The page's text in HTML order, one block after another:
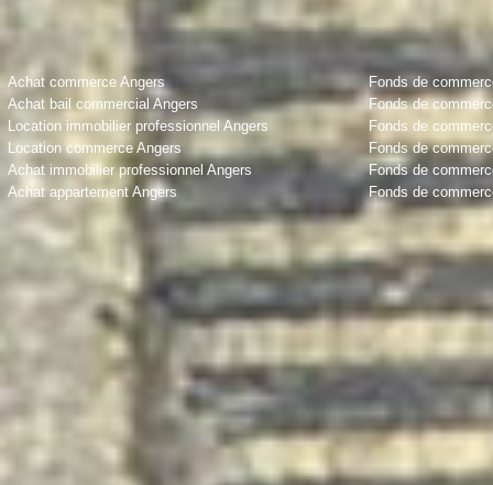
Achat commerce Angers
Achat bail commercial Angers
Location immobilier professionnel Angers
Location commerce Angers
Achat immobilier professionnel Angers
Achat appartement Angers
Fonds de
Fonds de
Fonds de
Fonds de
Fonds de
Fonds de